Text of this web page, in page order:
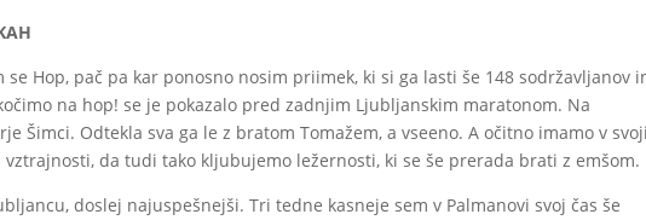
Hop, pač pa kar ponosno nosim priimek, ki si ga lasti še 148 sodržavljanov
na hop! se je pokazalo pred zadnjim Ljubljanskim maratonom. Na
Šimci. Odtekla sva ga le z bratom Tomažem, a vseeno. A očitno imamo v
da tudi tako kljubujemo ležernosti, ki se še prerada brati z emšom.
doslej najuspešnejši. Tri tedne kasneje sem v Palmanovi svoj čas še